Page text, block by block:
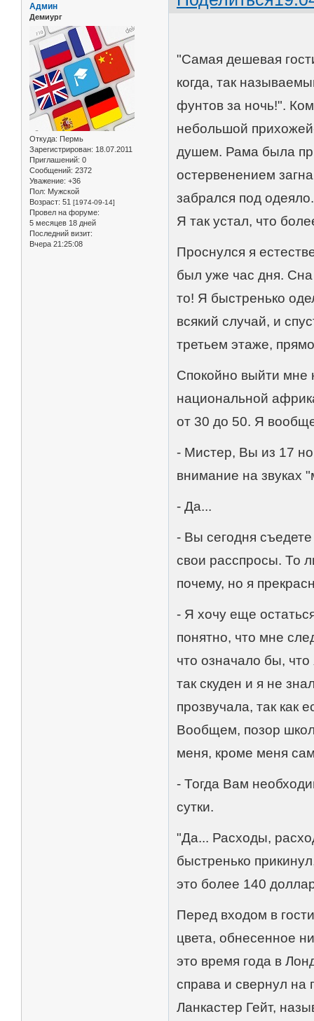
Админ
Демиург
Откуда: Пермь
Зарегистрирован: 18.07.2011
Приглашений: 0
Сообщений: 2372
Уважение: +36
Пол: Мужской
Возраст: 51 [1974-09-14]
Провел на форуме:
5 месяцев 18 дней
Последний визит:
Вчера 21:25:08
"Самая дешевая
когда, так
фунтов за ночь!".
небольшой
душем. Рама была
остервенением
забрался под
Я так устал, что
Проснулся я
был уже час дня.
то! Я быстренько
всякий случай, и
третьем этаже,
Спокойно выйти мне
национальной
от 30 до 50. Я
- Мистер, Вы из 17
внимание на звуках
- Да...
- Вы сегодня
свои расспросы. То
почему, но я
- Я хочу еще
понятно, что мне
что означало бы,
так скуден и я не
прозвучала, так как
Вообщем, позор
меня, кроме меня
- Тогда Вам
сутки.
"Да... Расходы,
быстренько
это более 140
Перед входом в
цвета, обнесенное
это время года в
справа и свернул на
Ланкастер Гейт,